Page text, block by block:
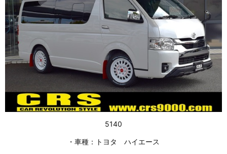
5140
・車種：トヨタ ハイエース